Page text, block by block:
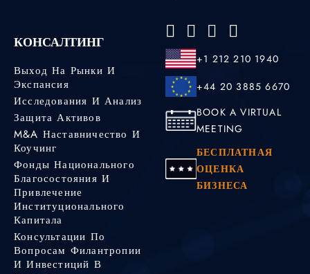
КОНСАЛТИНГ
Выход На Рынки И
Экспансия
Исследования И Анализ
Защита Активов
M&A Наставничество И
Коучинг
Фонды Национального
Благосостояния И
Привлечение
Институционального
Капитала
Консультации По
Вопросам Филантропии
И Инвестиций В
+1 212 210 1940
+44 20 3885 6670
BOOK A VIRTUAL
MEETING
БЕСПЛАТНАЯ
ОЦЕНКА
БИЗНЕСА